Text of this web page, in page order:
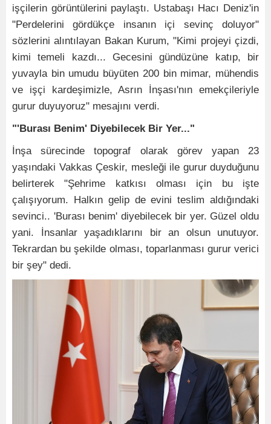
işçilerin görüntülerini paylaştı. Ustabaşı Hacı Deniz'in
"Perdelerini gördükçe insanın içi sevinç doluyor"
sözlerini alıntılayan Bakan Kurum, "Kimi projeyi çizdi,
kimi temeli kazdı... Gecesini gündüzüne katıp, bir
yuvayla bin umudu büyüten 200 bin mimar, mühendis
ve işçi kardeşimizle, Asrın İnşası'nın emekçileriyle
gurur duyuyoruz" mesajını verdi.
"'Burası Benim' Diyebilecek Bir Yer..."
İnşa sürecinde topograf olarak görev yapan 23
yaşındaki Vakkas Çeskir, mesleği ile gurur duyduğunu
belirterek "Şehrime katkısı olması için bu işte
çalışıyorum. Halkın gelip de evini teslim aldığındaki
sevinci.. 'Burası benim' diyebilecek bir yer. Güzel oldu
yani. İnsanlar yaşadıklarını bir an olsun unutuyor.
Tekrardan bu şekilde olması, toparlanması gurur verici
bir şey" dedi.